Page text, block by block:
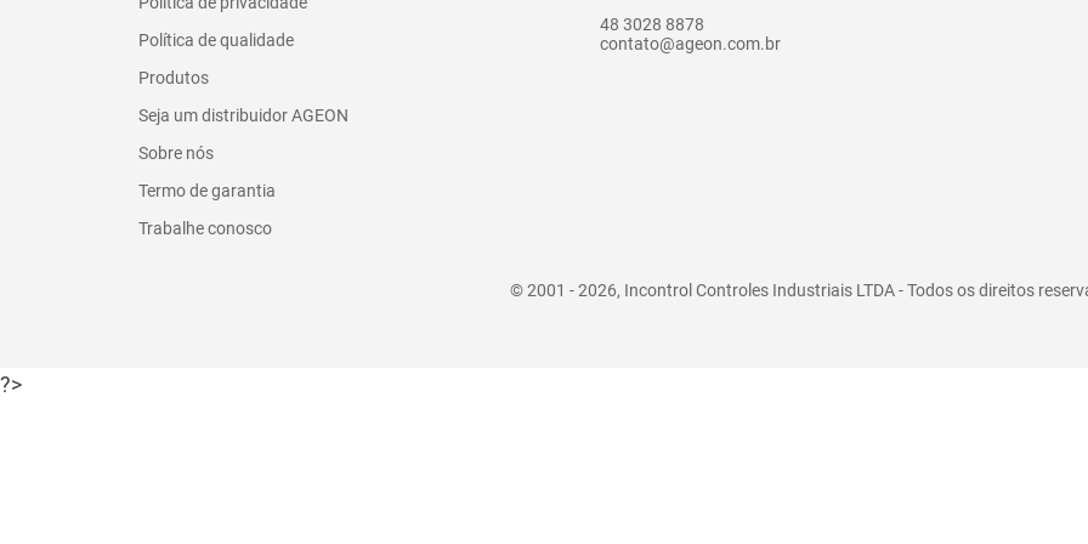
Política de qualidade
Produtos
Seja um distribuidor AGEON
Sobre nós
Termo de garantia
Trabalhe conosco
48 3028 8878
contato@ageon.com.br
© 2001 - 2026, Incontrol Controles Industriais LTDA - Todos os direitos
?>